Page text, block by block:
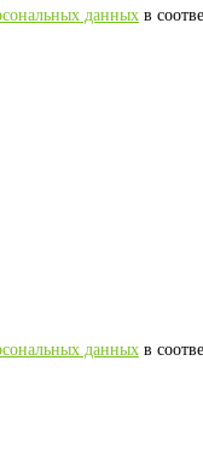
данных в
данных в